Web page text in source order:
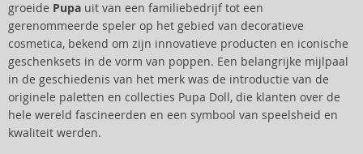
groeide Pupa uit van een familiebedrijf tot een
gerenommeerde speler op het gebied van decoratieve
cosmetica, bekend om zijn innovatieve producten en iconische
geschenksets in de vorm van poppen. Een belangrijke mijlpaal
in de geschiedenis van het merk was de introductie van de
originele paletten en collecties Pupa Doll, die klanten over de
hele wereld fascineerden en een symbool van speelsheid en
kwaliteit werden.